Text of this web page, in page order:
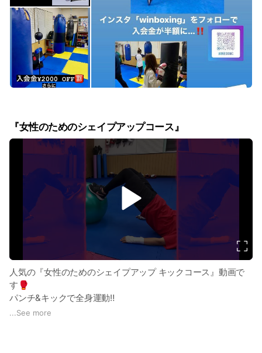
『女性のためのシェイプアップコース』
o
人気の『女性のためのシェイプアップ キックコース』動画で
す🥊
パンチ&キックで全身運動‼️
体幹トレーニング、ストレッチも好評です👍^ ^
...See more